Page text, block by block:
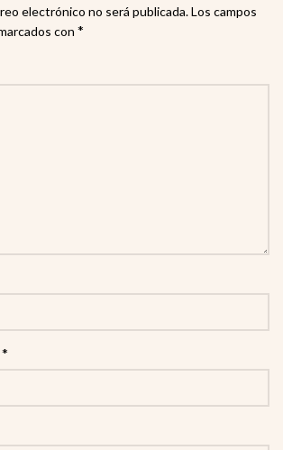
electrónico no será publicada.Los campos
con *
*